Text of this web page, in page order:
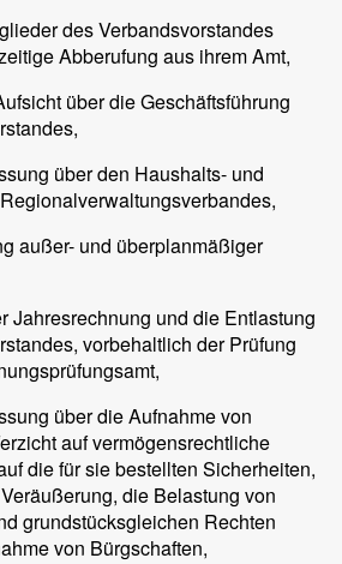
des Verbandsvorstandes
Abberufung aus ihrem Amt,
über die Geschäftsführung
über den Haushalts- und
außer- und überplanmäßiger
Jahresrechnung und die Entlastung
vorbehaltlich der Prüfung
über die Aufnahme von
auf vermögensrechtliche
die für sie bestellten Sicherheiten,
die Belastung von
grundstücksgleichen Rechten
von Bürgschaften,